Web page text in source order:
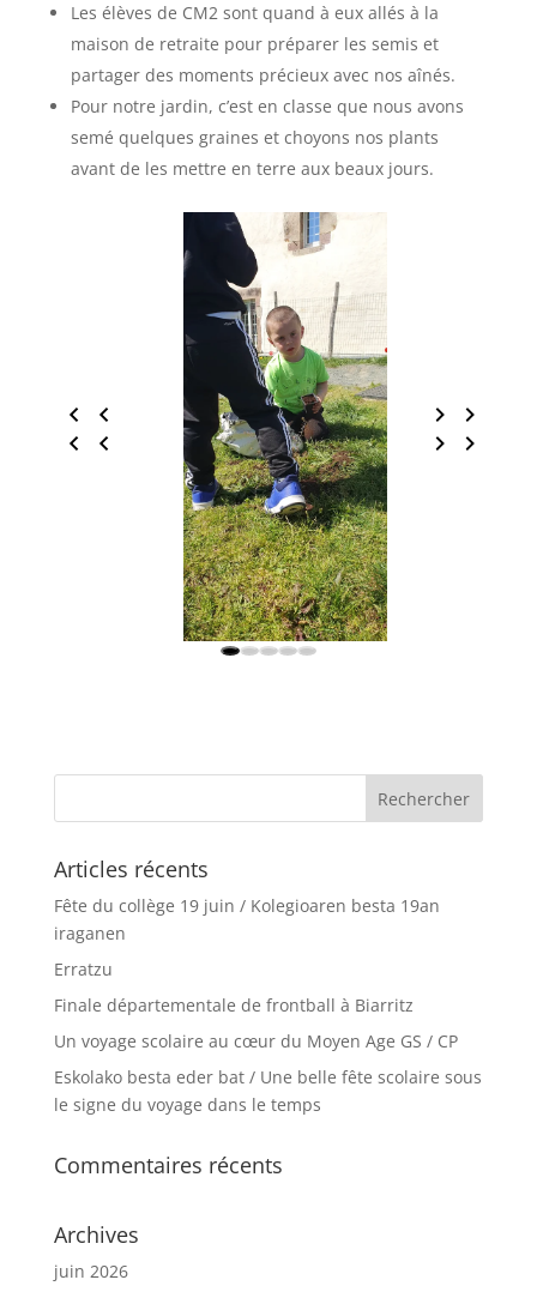
Les élèves de CM2 sont quand à eux allés à la
maison de retraite pour préparer les semis et
partager des moments précieux avec nos aînés.
Pour notre jardin, c’est en classe que nous avons
semé quelques graines et choyons nos plants
avant de les mettre en terre aux beaux jours.
Articles récents
Fête du collège 19 juin / Kolegioaren besta 19an
iraganen
Erratzu
Finale départementale de frontball à Biarritz
Un voyage scolaire au cœur du Moyen Age GS / CP
Eskolako besta eder bat / Une belle fête scolaire sous
le signe du voyage dans le temps
Commentaires récents
Archives
juin 2026